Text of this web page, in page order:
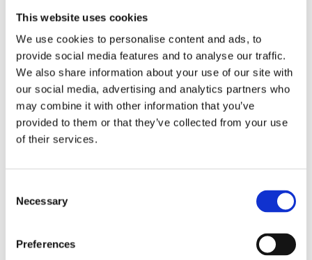
This website uses cookies
We use cookies to personalise content and ads, to
provide social media features and to analyse our traffic.
We also share information about your use of our site with
our social media, advertising and analytics partners who
may combine it with other information that you’ve
provided to them or that they’ve collected from your use
of their services.
Selection
Necessary
Preferences
Ремкомплект насоса ЭГУР VW
FOX 05-09, Audi A1 10-18, Ford
Kuga 08-13
Номер артикула:SK8101KIT
СостояниеНовый
В наличии
Бачок насоса ЭГУР VW FOX 05-
09, Audi A1 10-18, Skoda Fabia I
Номер артикула:SK302TANK
СостояниеНовый
В наличии